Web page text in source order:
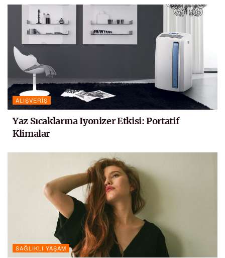
ALIŞVERIŞ
Yaz Sıcaklarına Iyonizer Etkisi: Portatif
Klimalar
SAĞLIKLI YAŞAM